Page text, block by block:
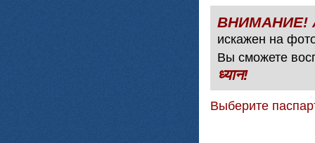
искажен на
Вы сможете
ध्यान!
Выберите